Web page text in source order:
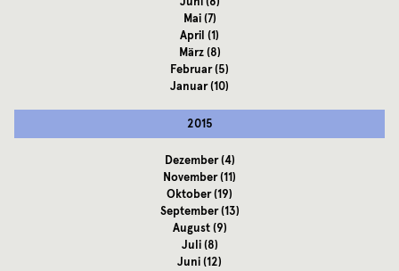
Mai(7)
April (1)
März(8)
Februar(5)
Januar(10)
2015
Dezember(4)
November(11)
Oktober(19)
September(13)
August(9)
Juli(8)
Juni(12)